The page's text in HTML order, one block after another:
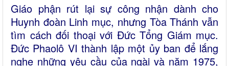
Giáo phận rút lại sự công nhận dành cho
Huynh đoàn Linh mục, nhưng Tòa Thánh vẫn
tìm cách đối thoại với Đức Tổng Giám mục.
Đức Phaolô VI thành lập một ủy ban để lắng
nghe những yêu cầu của ngài và năm 1975,